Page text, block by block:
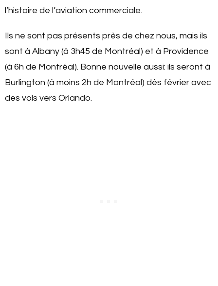
l’histoire de l’aviation commerciale.
Ils ne sont pas présents près de chez nous, mais ils
sont à Albany (à 3h45 de Montréal) et à Providence
(à 6h de Montréal). Bonne nouvelle aussi: ils seront à
Burlington (à moins 2h de Montréal) dès février avec
des vols vers Orlando.